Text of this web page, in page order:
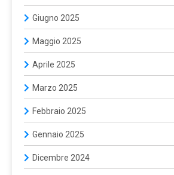
Giugno 2025
Maggio 2025
Aprile 2025
Marzo 2025
Febbraio 2025
Gennaio 2025
Dicembre 2024